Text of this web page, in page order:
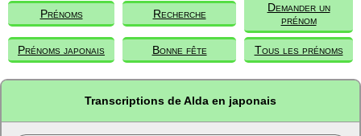
Prénoms Recherche
Demander un
prénom
Prénoms japonais Bonne fête Tous les prénoms
Transcriptions de Alda en japonais